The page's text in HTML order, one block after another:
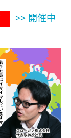
>> 開催中